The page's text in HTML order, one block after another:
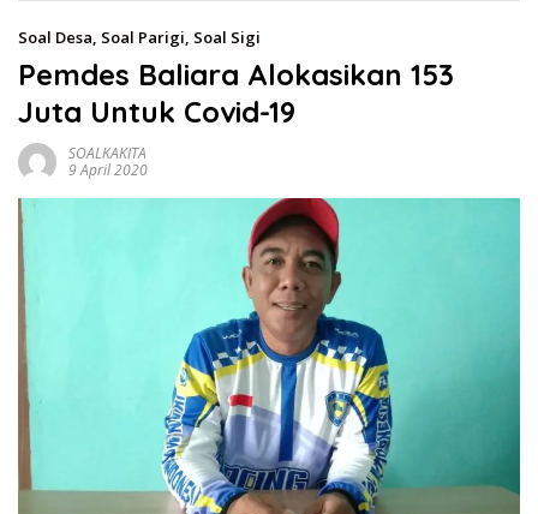
Soal Desa, Soal Parigi, Soal Sigi
Pemdes Baliara Alokasikan 153
Juta Untuk Covid-19
SOALKAKITA
9 April 2020